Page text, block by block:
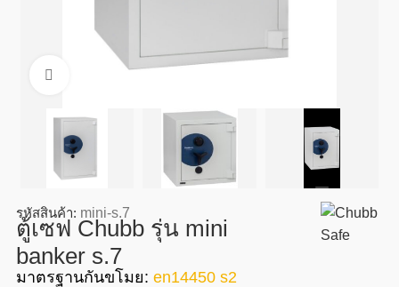
Click to enlarge
รหัสสินค้า: mini-s.7
ตู้เซฟ Chubb รุ่น mini
banker s.7
มาตรฐานกันขโมย: en14450 s2